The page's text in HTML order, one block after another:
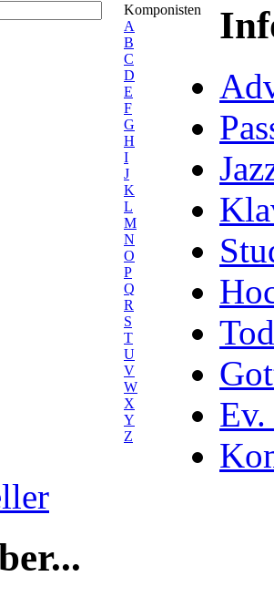
Komponisten
A
B
C
D
E
F
G
H
I
J
K
L
M
N
O
P
Q
R
S
T
U
V
W
X
Y
Z
Ev.